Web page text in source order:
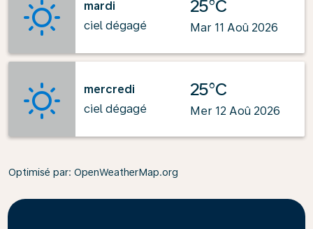
mardi
ciel dégagé
25°C
Mar 11 Aoû 2026
mercredi
ciel dégagé
25°C
Mer 12 Aoû 2026
Optimisé par: OpenWeatherMap.org